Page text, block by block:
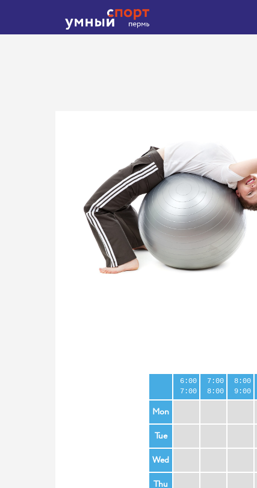
6:00
7:00
7:00
8:00
8:00
9:00
Mon
Tue
Wed
Thu